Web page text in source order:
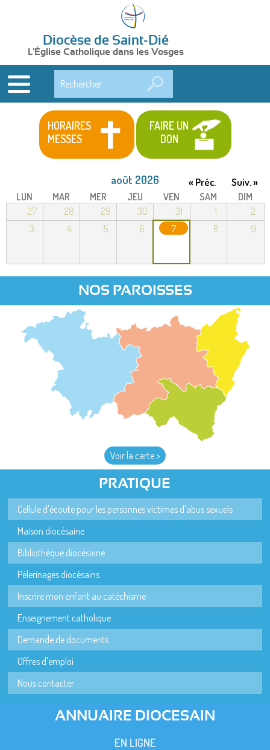
Diocèse de Saint-Dié
L'Église Catholique dans les Vosges
HORAIRES
MESSES
FAIRE UN
DON
août 2026 « Préc. Suiv. »
LUN MAR MER JEU VEN SAM
DIM
27
28 29 30 31 1
2
3
4 5 6 7 8 9
NOS PAROISSES
Voir la carte >
PRATIQUE
Cellule d'écoute pour les personnes victimes d'abus sexuels
Maison diocésaine
Bibliothèque diocésaine
Pèlerinages diocésains
Inscrire mon enfant au catéchisme
Enseignement catholique
Demande de documents
Offres d'emploi
Nous contacter
ANNUAIRE DIOCESAIN
EN LIGNE